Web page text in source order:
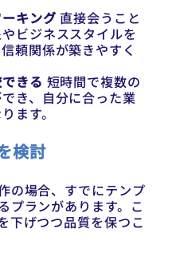
キング直接会うこと
ビジネススタイルを
頼関係が築きやすく
きる 短時間で複数の
き、自分に合った業
ます。
検討
の場合、すでにテンプ
プランがあります。こ
下げつつ品質を保つこ